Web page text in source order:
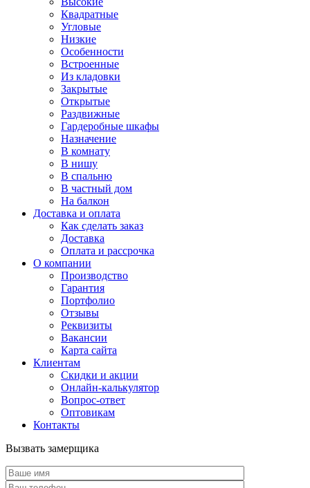
Квадратные
Угловые
Низкие
Особенности
Встроенные
Из кладовки
Закрытые
Открытые
Раздвижные
Гардеробные шкафы
Назначение
В комнату
В нишу
В спальню
В частный дом
На балкон
Доставка и оплата
Как сделать заказ
Доставка
Оплата и рассрочка
О компании
Производство
Гарантия
Портфолио
Отзывы
Реквизиты
Вакансии
Карта сайта
Клиентам
Скидки и акции
Онлайн-калькулятор
Вопрос-ответ
Оптовикам
Контакты
Вызвать замерщика